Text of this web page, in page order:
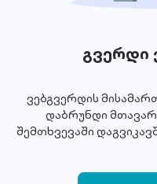
გვერდი
ვებგვერდის
დაბრუნდი მთავარ
შემთხვევაში